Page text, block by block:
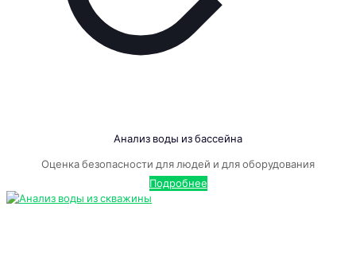
Анализ воды из бассейна
Оценка безопасности для людей и для оборудования
Подробнее